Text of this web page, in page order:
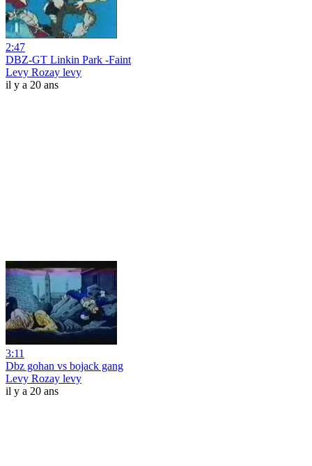
2:47
DBZ-GT Linkin Park -Faint
Levy Rozay levy
il y a 20 ans
3:11
Dbz gohan vs bojack gang
Levy Rozay levy
il y a 20 ans